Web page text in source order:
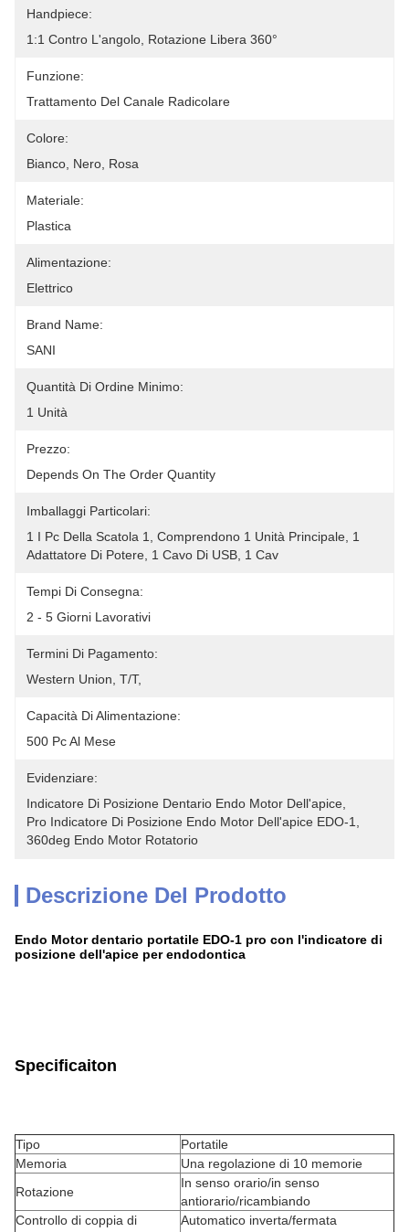
Handpiece:
1:1 Contro L'angolo, Rotazione Libera 360°
Funzione:
Trattamento Del Canale Radicolare
Colore:
Bianco, Nero, Rosa
Materiale:
Plastica
Alimentazione:
Elettrico
Brand Name:
SANI
Quantità Di Ordine Minimo:
1 Unità
Prezzo:
Depends On The Order Quantity
Imballaggi Particolari:
1 I Pc Della Scatola 1, Comprendono 1 Unità Principale, 1
Adattatore Di Potere, 1 Cavo Di USB, 1 Cav
Tempi Di Consegna:
2 - 5 Giorni Lavorativi
Termini Di Pagamento:
Western Union, T/T,
Capacità Di Alimentazione:
500 Pc Al Mese
Evidenziare:
Indicatore Di Posizione Dentario Endo Motor Dell'apice
Pro Indicatore Di Posizione Endo Motor Dell'apice EDO-1
360deg Endo Motor Rotatorio
Descrizione Del Prodotto
Endo Motor dentario portatile EDO-1 pro con l'indicatore di
posizione dell'apice per endodontica
Specificaiton
Tipo
Portatile
Memoria
Una regolazione di 10 memorie
Rotazione
In senso orario/in senso
antiorario/ricambiando
Controllo di coppia di
Automatico inverta/fermata